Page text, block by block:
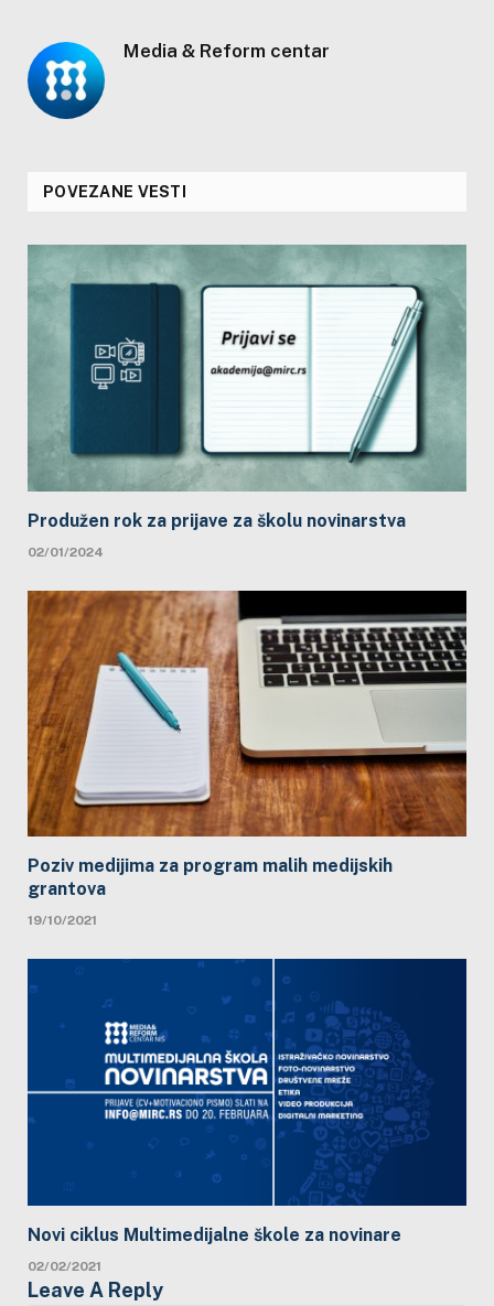
Media & Reform centar
POVEZANE VESTI
Produžen rok za prijave za školu novinarstva
02/01/2024
Poziv medijima za program malih medijskih
grantova
19/10/2021
Novi ciklus Multimedijalne škole za novinare
02/02/2021
Leave A Reply